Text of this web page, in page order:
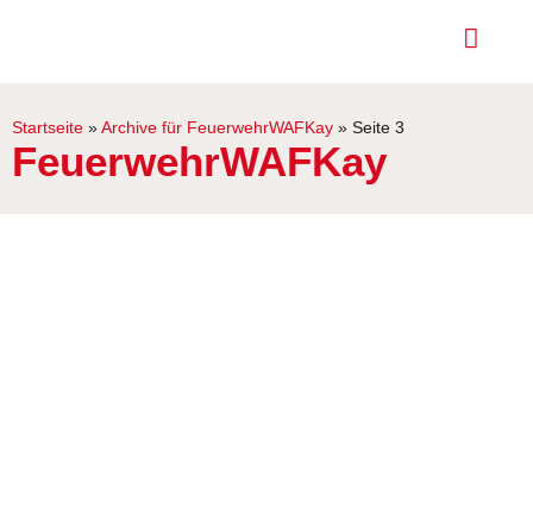
Startseite » Archive für FeuerwehrWAFKay » Seite 3
FeuerwehrWAFKay